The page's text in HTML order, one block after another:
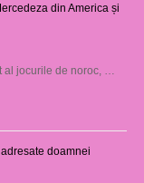
din America și
al jocurile de noroc, …
doamnei